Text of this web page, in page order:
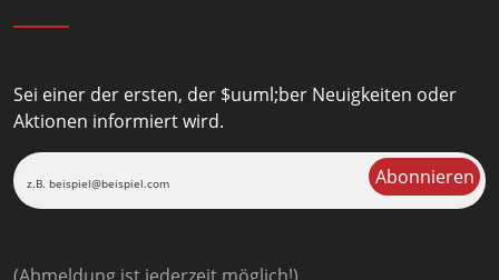
Sei einer der ersten, der $uuml;ber Neuigkeiten oder
Aktionen informiert wird.